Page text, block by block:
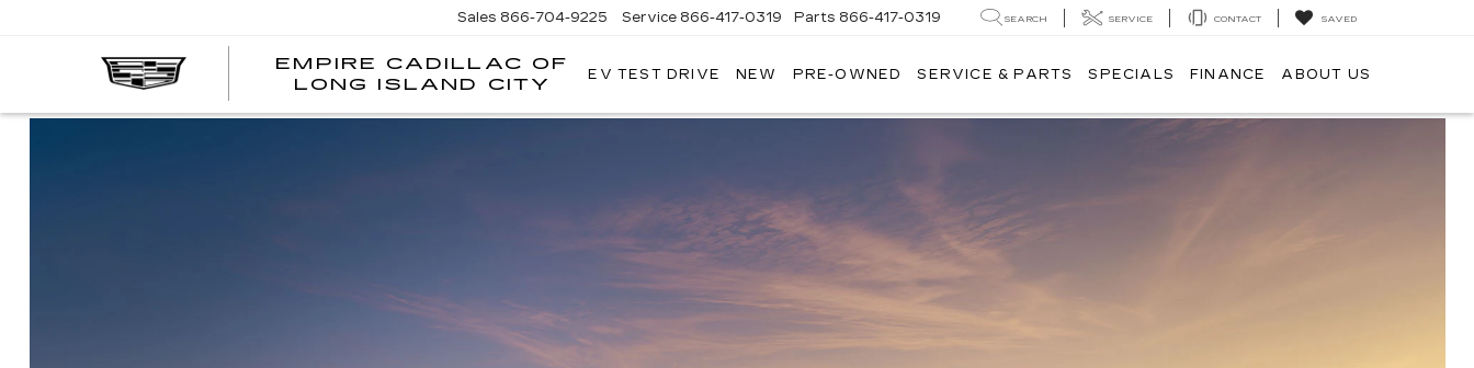
EMPIRE CADILLAC OF
LONG ISLAND CITY
EMPIRE
Sales 866-704-9225 Service 866-417-0319 Parts 866-417-0319 SEARCH SERVICE CONTACT SAVED
EV TEST DRIVE NEW PRE-OWNED SERVICE & PARTS SPECIALS FINANCE ABOUT US